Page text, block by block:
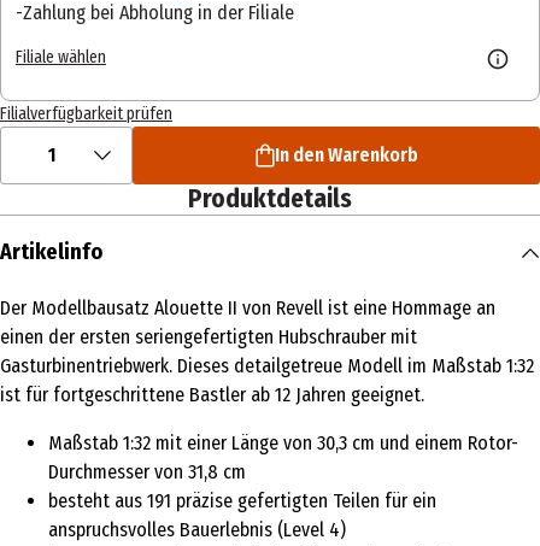
Zahlung bei Abholung in der Filiale
Filiale wählen
Filialverfügbarkeit prüfen
1 In den Warenkorb
Produktdetails
Artikelinfo
Der Modellbausatz Alouette II von Revell ist eine Hommage an
einen der ersten seriengefertigten Hubschrauber mit
Gasturbinentriebwerk. Dieses detailgetreue Modell im Maßstab 1:32
ist für fortgeschrittene Bastler ab 12 Jahren geeignet.
Maßstab 1:32 mit einer Länge von 30,3 cm und einem Rotor-
Durchmesser von 31,8 cm
besteht aus 191 präzise gefertigten Teilen für ein
anspruchsvolles Bauerlebnis (Level 4)